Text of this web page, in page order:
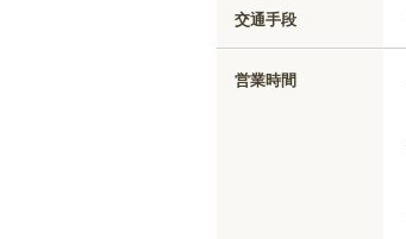
交通手段
営業時間